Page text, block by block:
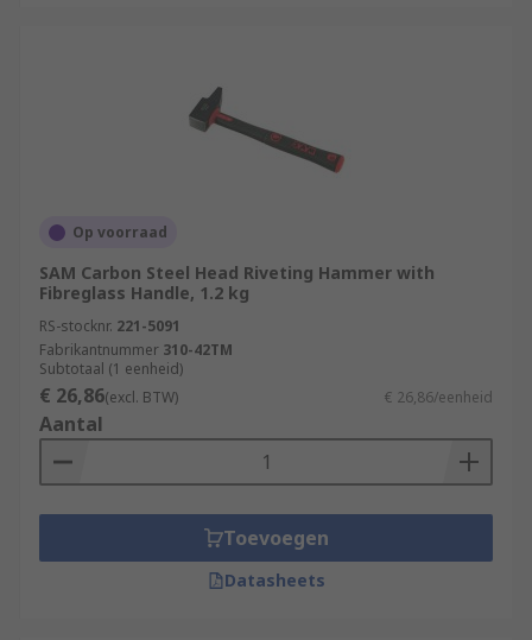
Op voorraad
SAM Carbon Steel Head Riveting Hammer with
Fibreglass Handle, 1.2 kg
RS-stocknr. 221-5091
Fabrikantnummer 310-42TM
Subtotaal (1 eenheid)
€ 26,86(excl. BTW) € 26,86/eenheid
Aantal
Toevoegen
Datasheets